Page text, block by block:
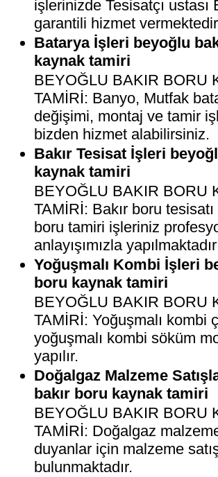
işlerinizde Tesisatçı ustası
garantili hizmet
Batarya İşleri beyoğlu
kaynak tamiri
BEYOĞLU BAKIR BORU
TAMİRİ: Banyo, Mutfak
değişimi, montaj ve tamir
bizden hizmet alabilirsiniz.
Bakır Tesisat İşleri
kaynak tamiri
BEYOĞLU BAKIR BORU
TAMİRİ: Bakır boru
boru tamiri işleriniz
anlayışımızla yapılmaktadır
Yoğuşmalı Kombi İşleri
boru kaynak tamiri
BEYOĞLU BAKIR BORU
TAMİRİ: Yoğuşmalı kombi
yoğuşmalı kombi söküm
yapılır.
Doğalgaz Malzeme
bakır boru kaynak tamiri
BEYOĞLU BAKIR BORU
TAMİRİ: Doğalgaz
duyanlar için malzeme
bulunmaktadır.